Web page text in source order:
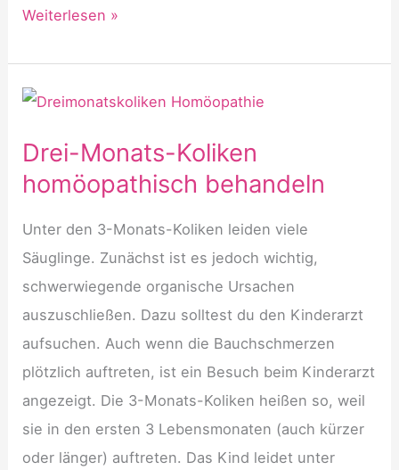
Fieber
homöopathisch
Weiterlesen »
Drei-Monats-Koliken
homöopathisch behandeln
Unter den 3-Monats-Koliken leiden viele
Säuglinge. Zunächst ist es jedoch wichtig,
schwerwiegende organische Ursachen
auszuschließen. Dazu solltest du den Kinderarzt
aufsuchen. Auch wenn die Bauchschmerzen
plötzlich auftreten, ist ein Besuch beim Kinderarzt
angezeigt. Die 3-Monats-Koliken heißen so, weil
sie in den ersten 3 Lebensmonaten (auch kürzer
oder länger) auftreten. Das Kind leidet unter